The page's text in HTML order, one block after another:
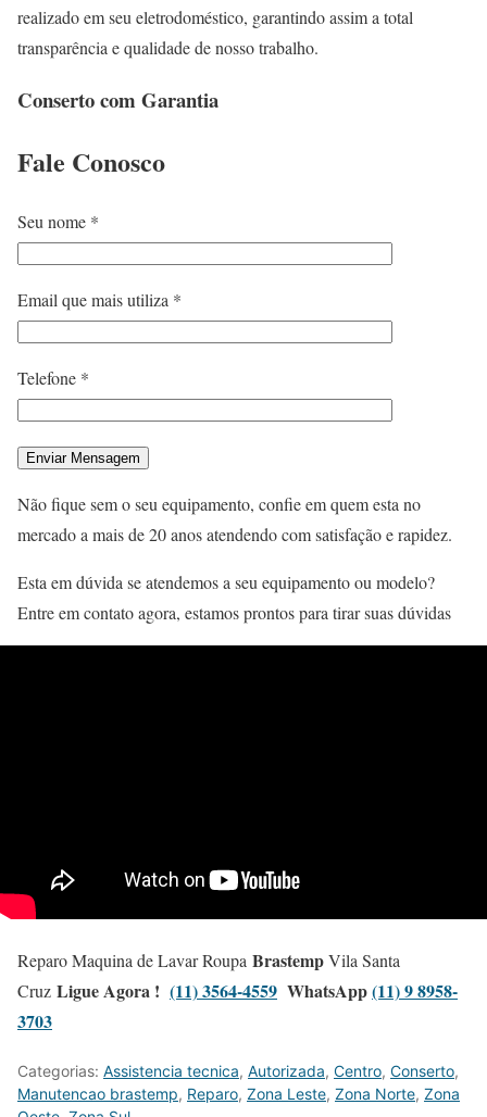
realizado em seu eletrodoméstico, garantindo assim a total
transparência e qualidade de nosso trabalho.
Conserto com Garantia
Fale Conosco
Seu nome *
Email que mais utiliza *
Telefone *
Não fique sem o seu equipamento, confie em quem esta no
mercado a mais de 20 anos atendendo com satisfação e rapidez.
Esta em dúvida se atendemos a seu equipamento ou modelo?
Entre em contato agora, estamos prontos para tirar suas dúvidas
Reparo Maquina de Lavar Roupa BrastempVila Santa
Cruz Ligue Agora ! (11) 3564-4559 WhatsApp(11) 9 8958-
3703
Categorias: Assistencia tecnica, Autorizada, Centro, Conserto,
Manutencao brastemp, Reparo, Zona Leste, Zona Norte, Zona